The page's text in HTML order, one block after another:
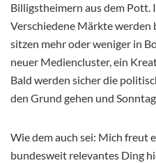
Billigstheimern aus dem Pott.
Verschiedene Märkte
sitzen mehr oder weniger in
neuer Mediencluster, ein
Bald werden sicher die
den Grund gehen und
Wie dem auch sei: Mich freut
bundesweit relevantes Ding